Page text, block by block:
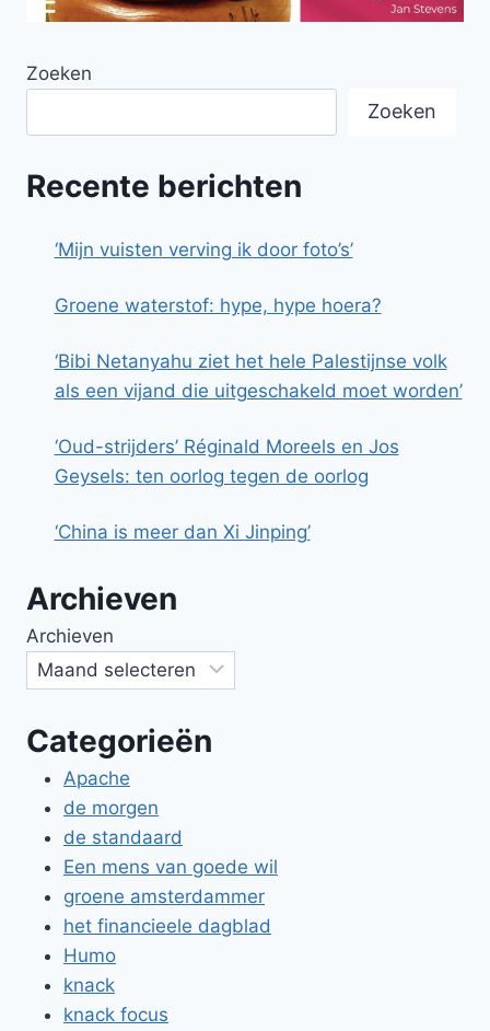
Zoeken
Zoeken
Recente berichten
‘Mijn vuisten verving ik door foto’s’
Groene waterstof: hype, hype hoera?
‘Bibi Netanyahu ziet het hele Palestijnse volk
als een vijand die uitgeschakeld moet worden’
‘Oud-strijders’ Réginald Moreels en Jos
Geysels: ten oorlog tegen de oorlog
‘China is meer dan Xi Jinping’
Archieven
Archieven
Categorieën
Apache
de morgen
de standaard
Een mens van goede wil
groene amsterdammer
het financieele dagblad
Humo
knack
knack focus